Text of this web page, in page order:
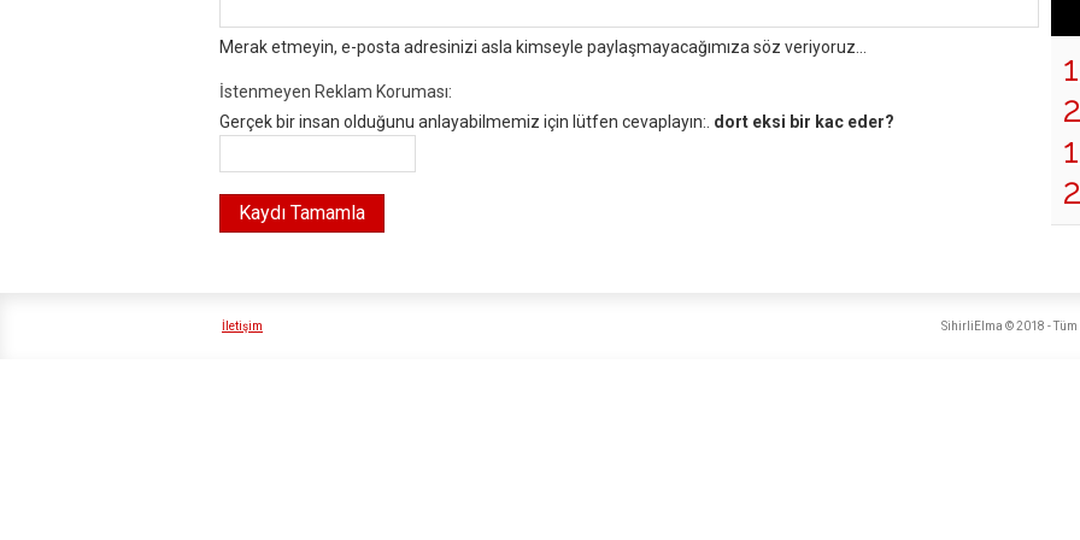
Merak etmeyin, e-posta adresinizi asla kimseyle paylaşmayacağımıza söz veriyoruz...
İstenmeyen Reklam Koruması:
Gerçek bir insan olduğunu anlayabilmemiz için lütfen cevaplayın:. dort eksi bir kac eder?
İletişim SihirliElma © 2018 - Tüm